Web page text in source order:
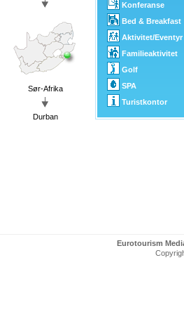
Sør-Afrika
Durban
Konferanse
Bed & Breakfast
Aktivitet/Eventyr
Familieaktivitet
Golf
SPA
Turistkontor
Eurotourism